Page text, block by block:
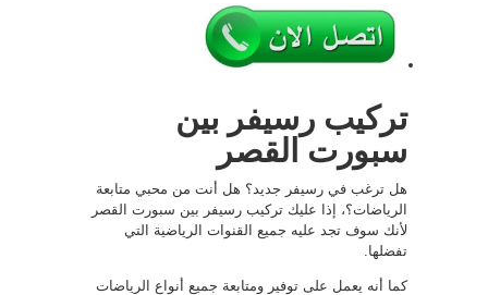
تركيب رسيفر بين
سبورت القصر
هل ترغب في رسيفر جديد؟ هل أنت من محبي متابعة
الرياضات؟، إذا عليك تركيب رسيفر بين سبورت القصر
لأنك سوف تجد عليه جميع القنوات الرياضية التي
تفضلها.
كما أنه يعمل على توفير ومتابعة جميع أنواع الرياضات